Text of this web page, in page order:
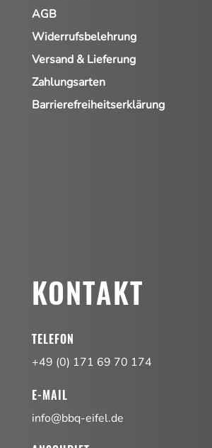
AGB
Widerrufsbelehrung
Versand & Lieferung
Zahlungsarten
Barrierefreiheitserklärung
KONTAKT
TELEFON
+49 (0) 171 69 70 174
E-MAIL
info@bbq-eifel.de